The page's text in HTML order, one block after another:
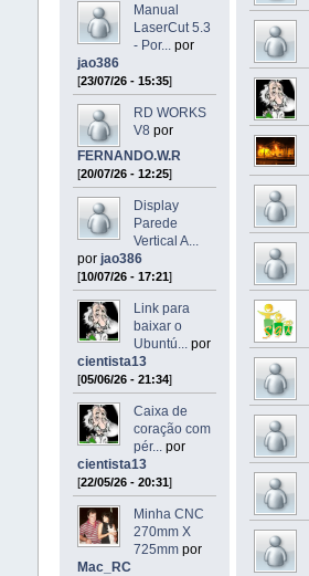
Manual
LaserCut 5.3
- Por...
por
jao386
[23/07/26 - 15:35]
RD WORKS
V8 por
FERNANDO.W.R
[20/07/26 - 12:25]
Display
Parede
Vertical A...
por jao386
[10/07/26 - 17:21]
Link para
baixar o
Ubuntú...
por
cientista13
[05/06/26 - 21:34]
Caixa de
coração com
pér...
por
cientista13
[22/05/26 - 20:31]
Minha CNC
270mm X
725mm por
Mac_RC